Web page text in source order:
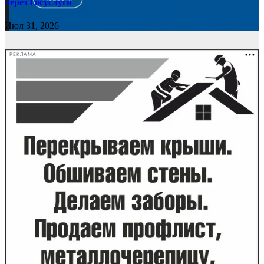
через Госуслуги
Июл 31, 2026
РЕКЛАМА